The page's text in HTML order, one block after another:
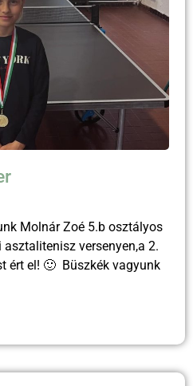
Molnár Zoé 5.b osztályos
versenyen,a 2.
ért el! 🙂 Büszkék vagyunk